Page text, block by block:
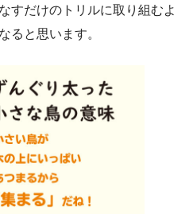
すだけのトリルに取り組むよ
ると思います。